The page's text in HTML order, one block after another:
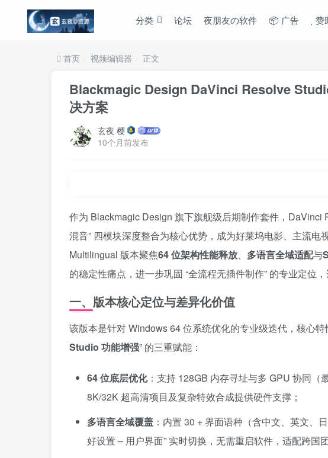
分类 论坛 夜朋友の软件 📦 广告 赞
首页 视频编辑器 正文
Blackmagic Design DaVinci Resolve
决方案
玄夜 樱
10个月前发布
作为 Blackmagic Design 旗下旗舰级后期制作套件，DaVinci
混音” 四模块深度整合为核心优势，成为好莱坞电影、主流电
Multilingual 版本聚焦64 位架构性能释放、 多语言全域适配与
的稳定性痛点，进一步巩固 “全流程无插件制作” 的专业定位
一、版本核心定位与差异化价值
该版本是针对 Windows 64 位系统优化的专业级迭代，核心特
Studio 功能增强” 的三重赋能：
64 位底层优化：支持 128GB 内存寻址与多 GPU 协同（
8K/32K 超高清项目及复杂特效合成提供硬件支撑；
多语言全域覆盖 ：内置 30 + 界面语种（含中文、英文、
好设置 – 用户界面” 实时切换，无需重启软件，适配跨国